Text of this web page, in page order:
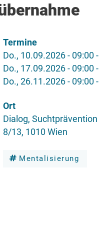
Termine
Do., 10.09.2026 - 09:00-
Do., 17.09.2026 - 09:00-
Do., 26.11.2026 - 09:00-
Ort
Dialog,
8/13, 1010 Wien
Mentalisierung